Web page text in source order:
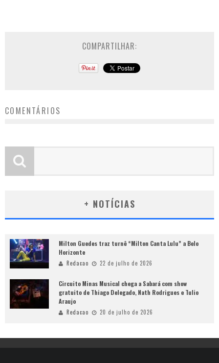
COMPARTILHAR:
COMENTÁRIOS
+ NOTÍCIAS
Milton Guedes traz turnê “Milton Canta Lulu” a Belo
Horizonte
Redacao 22 de julho de 2026
Circuito Minas Musical chega a Sabará com show
gratuito de Thiago Delegado, Nath Rodrigues e Tulio
Araujo
Redacao 20 de julho de 2026